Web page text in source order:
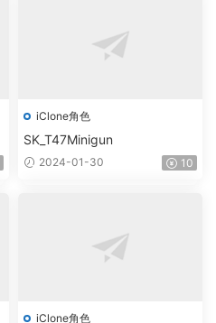
iClone角色
SK_T47Minigun
2024-01-30 10
iClone角色